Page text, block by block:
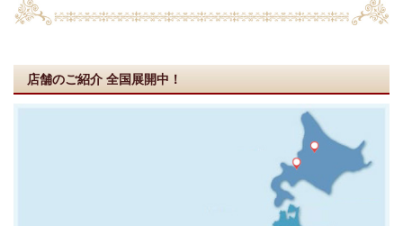
店舗のご紹介 全国展開中！